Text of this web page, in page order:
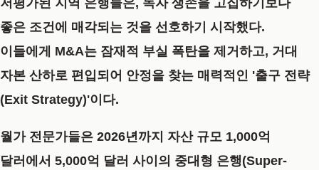
좋은 조건에 매각되는 것을 선호하기 시작했다.
이들에게 M&A는 잠재적 부실 폭탄을 제거하고, 거대
자본 산하로 편입되어 안정을 찾는 매력적인 '출구 전략
(Exit Strategy)'이다.
월가 전문가들은 2026년까지 자산 규모 1,000억
달러에서 5,000억 달러 사이의 중대형 은행(Super-